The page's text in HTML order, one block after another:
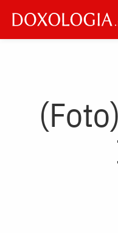
main